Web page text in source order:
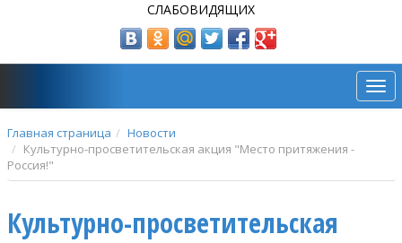
СЛАБОВИДЯЩИХ
Главная страница
Новости
Культурно-просветительская акция "Место притяжения -
Россия!"
Культурно-просветительская